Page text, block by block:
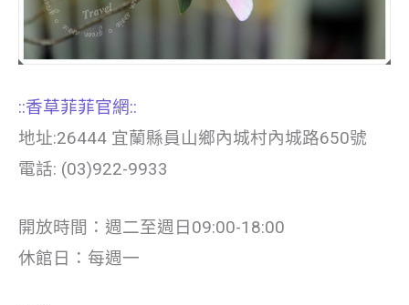
::香草菲菲官網::
地址:26444 宜蘭縣員山鄉內城村內城路650號
電話: (03)922-9933
開放時間：週二至週日09:00-18:00
休館日：每週一